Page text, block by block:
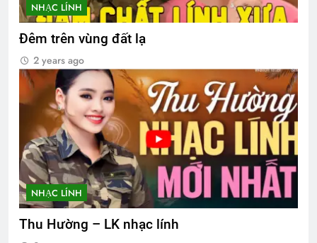
NHẠC LÍNH
Đêm trên vùng đất lạ
2 years ago
NHẠC LÍNH
Thu Hường – LK nhạc lính